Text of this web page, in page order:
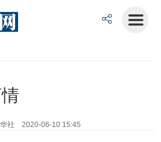
华社 2020-06-10 15:45